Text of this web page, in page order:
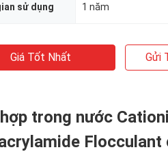
sử dụng 1 năm
Giá Tốt Nhất Gửi
trong nước
Flocculant